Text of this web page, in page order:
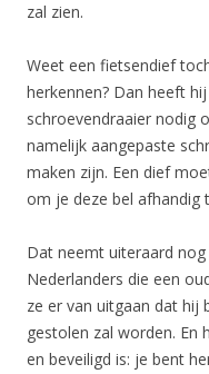
zal zien.
Weet een fietsendief
herkennen? Dan heeft
schroevendraaier nodig
namelijk aangepaste
maken zijn. Een dief
om je deze bel afhandig
Dat neemt uiteraard
Nederlanders die een
ze er van uitgaan dat hij
gestolen zal worden. En
en beveiligd is: je bent